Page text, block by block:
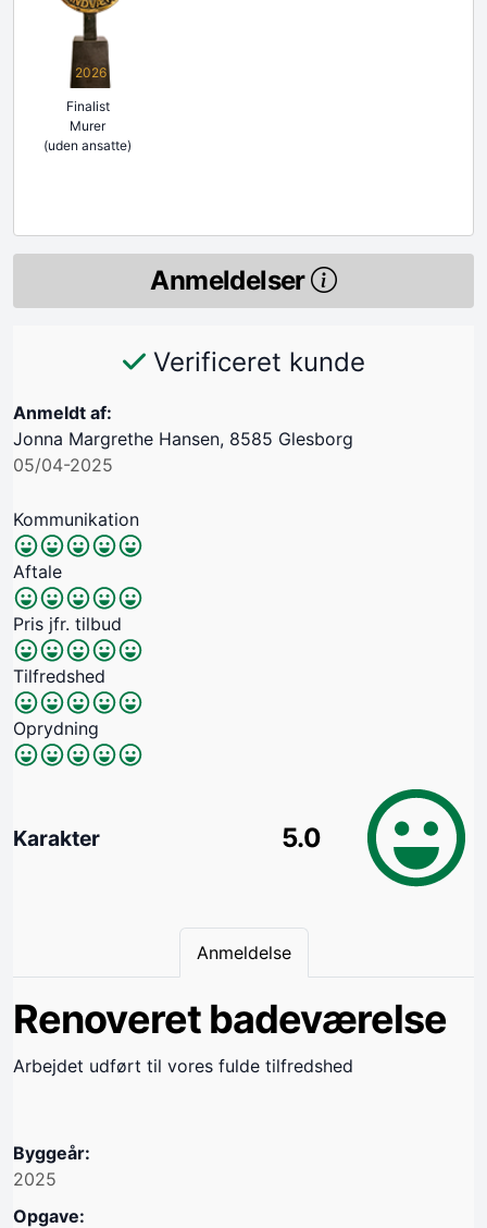
2026
Finalist
Murer
(uden ansatte)
Anmeldelser
Verificeret kunde
Anmeldt af:
Jonna Margrethe Hansen, 8585 Glesborg
05/04-2025
Kommunikation
Aftale
Pris jfr. tilbud
Tilfredshed
Oprydning
Karakter 5.0
Anmeldelse
Renoveret badeværelse
Arbejdet udført til vores fulde tilfredshed
Byggeår:
2025
Opgave: